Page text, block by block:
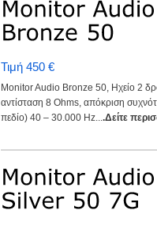
Τιμή 450 €
Monitor Audio Bronze 50, Ηχείο 2
αντίσταση 8 Ohms, απόκριση
πεδίο) 40 – 30.000 Hz... .Δείτε